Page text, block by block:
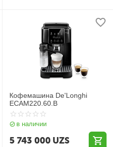
Кофемашина De'Longhi
ECAM220.60.B
в наличии
5 743 000 UZS